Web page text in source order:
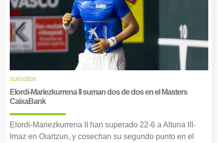
31/07/2026
Elordi-Mariezkurrena II suman dos de dos en el Masters
CaixaBank
Elordi-Mariezkurrena II han superado 22-6 a Altuna III-
Imaz en Oiartzun, y cosechan su segundo punto en el